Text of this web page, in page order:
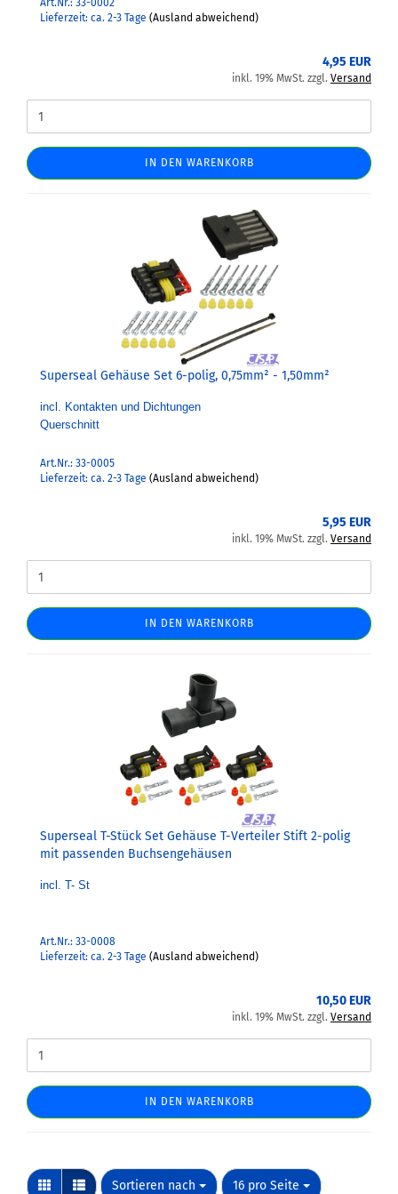
Art.Nr.: 33-0002
Lieferzeit: ca. 2-3 Tage (Ausland abweichend)
4,95 EUR
inkl. 19% MwSt. zzgl. Versand
IN DEN WARENKORB
Superseal Gehäuse Set 6-polig, 0,75mm² - 1,50mm²
incl. Kontakten und Dichtungen
Querschnitt
Art.Nr.: 33-0005
Lieferzeit: ca. 2-3 Tage (Ausland abweichend)
5,95 EUR
inkl. 19% MwSt. zzgl. Versand
IN DEN WARENKORB
Superseal T-Stück Set Gehäuse T-Verteiler Stift 2-polig
mit passenden Buchsengehäusen
incl. T- St
Art.Nr.: 33-0008
Lieferzeit: ca. 2-3 Tage (Ausland abweichend)
10,50 EUR
inkl. 19% MwSt. zzgl. Versand
IN DEN WARENKORB
Sortieren nach
Sortieren nach 16 pro Seite
pro Seite